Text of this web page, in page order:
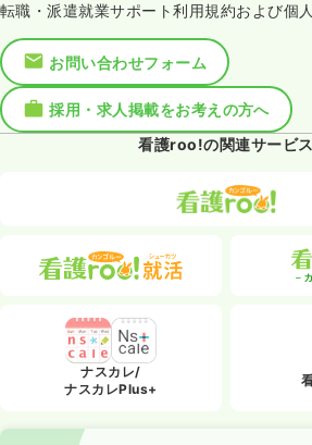
転職・派遣就業サポート利用規約および個
お問い合わせフォーム
採用・求人掲載をお考えの方へ
看護roo!の関連サービス
ナスカレ/
ナスカレPlus+